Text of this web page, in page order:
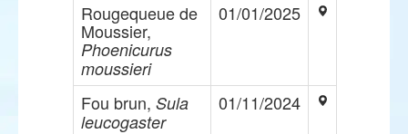
Rougequeue de
Moussier,
Phoenicurus
moussieri
01/01/2025
Fou brun, Sula
leucogaster
01/11/2024